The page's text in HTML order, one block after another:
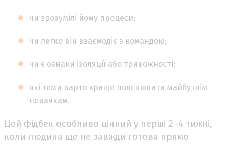
чи зрозумілі йому процеси;
чи легко він взаємодіє з командою;
чи є ознаки ізоляції або тривожності;
які теми варто краще пояснювати майбутнім
новачкам.
Цей фідбек особливо цінний у перші 2–4 тижні,
коли людина ще не завжди готова прямо